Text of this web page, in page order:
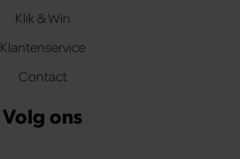
Klik & Win
Klantenservice
Contact
Volg ons